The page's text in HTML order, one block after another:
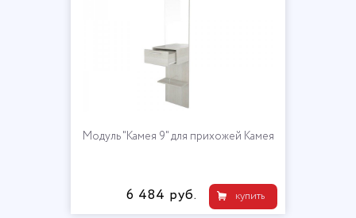
Модуль "Камея 9" для прихожей Камея
купить
6 484 руб.